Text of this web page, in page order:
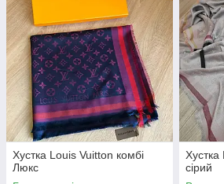
Хустка Louis Vuitton комбі
Люкс
сірий